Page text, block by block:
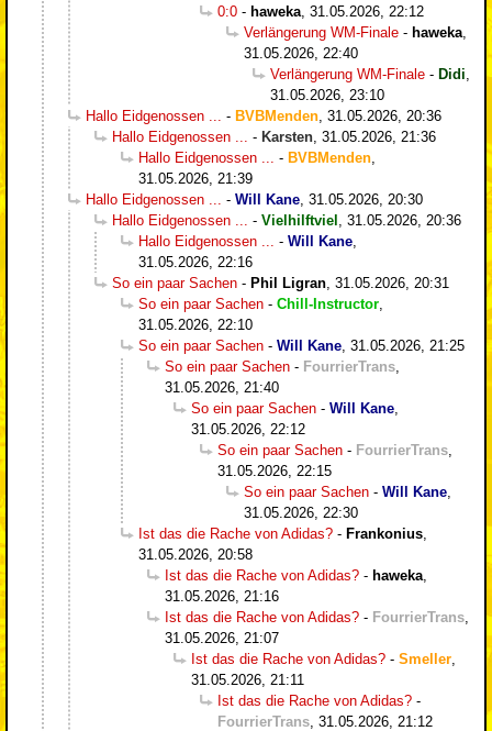
0:0 - haweka 31.05.2026, 22:12
Verlängerung WM-Finale - haweka
31.05.2026, 22:40
Verlängerung WM-Finale - Didi
31.05.2026, 23:10
Hallo Eidgenossen ...
- BVBMenden 31.05.2026, 20:36
Hallo Eidgenossen ...
- Karsten 31.05.2026, 21:36
Hallo Eidgenossen ...
- BVBMenden
31.05.2026, 21:39
Hallo Eidgenossen ...
- Will Kane 31.05.2026, 20:30
Hallo Eidgenossen ...
- Vielhilftviel
31.05.2026, 20:36
Hallo Eidgenossen ...
- Will Kane
31.05.2026, 22:16
So ein paar Sachen - Phil Ligran 31.05.2026, 20:31
So ein paar Sachen - Chill-Instructor
31.05.2026, 22:10
So ein paar Sachen - Will Kane 31.05.2026, 21:25
So ein paar Sachen - FourrierTrans
31.05.2026, 21:40
So ein paar Sachen - Will Kane
31.05.2026, 22:12
So ein paar Sachen - FourrierTrans
31.05.2026, 22:15
So ein paar Sachen - Will Kane
31.05.2026, 22:30
Ist das die Rache von Adidas? - Frankonius
31.05.2026, 20:58
Ist das die Rache von Adidas? - haweka
31.05.2026, 21:16
Ist das die Rache von Adidas? - FourrierTrans
31.05.2026, 21:07
Ist das die Rache von Adidas? - Smeller
31.05.2026, 21:11
Ist das die Rache von Adidas? -
FourrierTrans 31.05.2026, 21:12